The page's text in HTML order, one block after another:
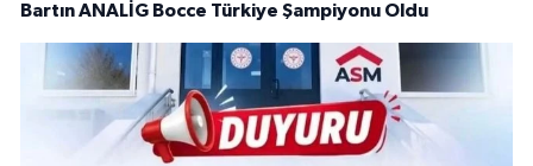
Bartın ANALİG Bocce Türkiye Şampiyonu Oldu